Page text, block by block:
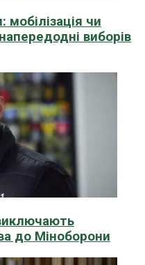
чи
виборів
до Міноборони